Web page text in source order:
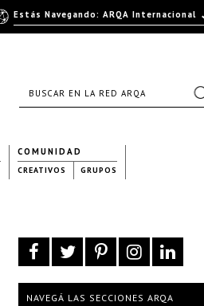
COMUNIDAD
CREATIVOS GRUPOS
NAVEGÁ LAS SECCIONES ARQA
Estás Navegando: ARQA Internacional